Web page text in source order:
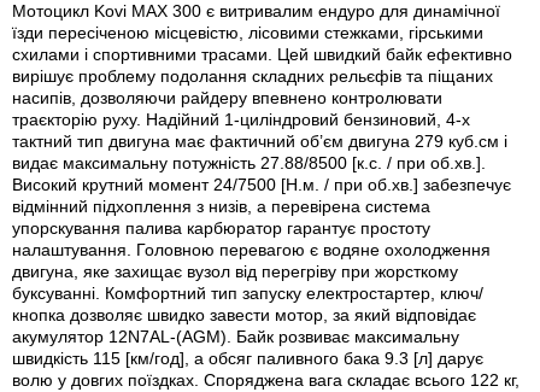
Мотоцикл Kovi MAX 300 є витривалим ендуро для динамічної
їзди пересіченою місцевістю, лісовими стежками, гірськими
схилами і спортивними трасами. Цей швидкий байк ефективно
вирішує проблему подолання складних рельєфів та піщаних
насипів, дозволяючи райдеру впевнено контролювати
траєкторію руху. Надійний 1-циліндровий бензиновий, 4-х
тактний тип двигуна має фактичний об’єм двигуна 279 куб.см і
видає максимальну потужність 27.88/8500 [к.с. / при об.хв.].
Високий крутний момент 24/7500 [Н.м. / при об.хв.] забезпечує
відмінний підхоплення з низів, а перевірена система
упорскування палива карбюратор гарантує простоту
налаштування. Головною перевагою є водяне охолодження
двигуна, яке захищає вузол від перегріву при жорсткому
буксуванні. Комфортний тип запуску електростартер, ключ/
кнопка дозволяє швидко завести мотор, за який відповідає
акумулятор 12N7AL-(AGM). Байк розвиває максимальну
швидкість 115 [км/год], а обсяг паливного бака 9.3 [л] дарує
волю у довгих поїздках. Споряджена вага складає всього 122 кг,